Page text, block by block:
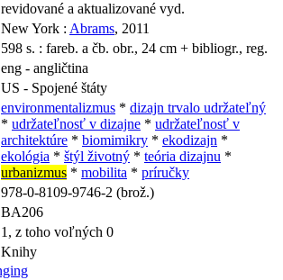
revidované a aktualizované vyd.
New York : Abrams, 2011
598 s. : fareb. a čb. obr., 24 cm + bibliogr., reg.
eng - angličtina
US - Spojené štáty
environmentalizmus * dizajn trvalo udržateľný
* udržateľnosť v dizajne * udržateľnosť v
architektúre * biomimikry * ekodizajn *
ekológia * štýl životný * teória dizajnu *
urbanizmus * mobilita * príručky
978-0-8109-9746-2 (brož.)
BA206
1, z toho voľných 0
Knihy